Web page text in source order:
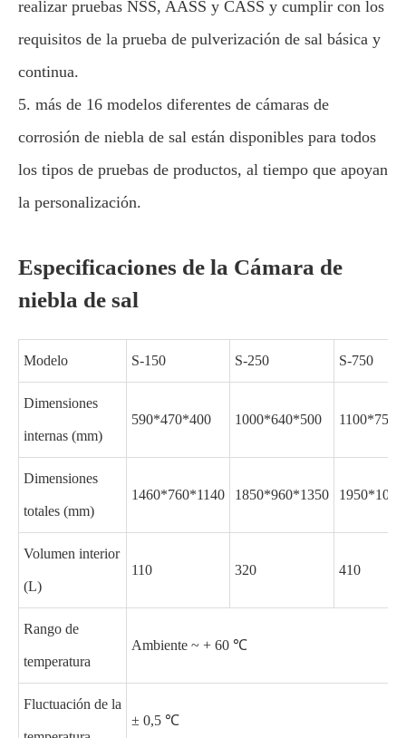
realizar pruebas NSS, AASS y CASS y cumplir con los
requisitos de la prueba de pulverización de sal básica y
continua.
5. más de 16 modelos diferentes de cámaras de
corrosión de niebla de sal están disponibles para todos
los tipos de pruebas de productos, al tiempo que apoyan
la personalización.
Especificaciones de la Cámara de
niebla de sal
Modelo S-150 S-250 S-750
Dimensiones
internas (mm)
590*470*400 1000*640*500
Dimensiones
totales (mm)
1460*760*1140 1850*960*1350
Volumen interior
(L)
110 320 410
Rango de
temperatura
Ambiente ~ + 60 ℃
Fluctuación de la
± 0,5 ℃